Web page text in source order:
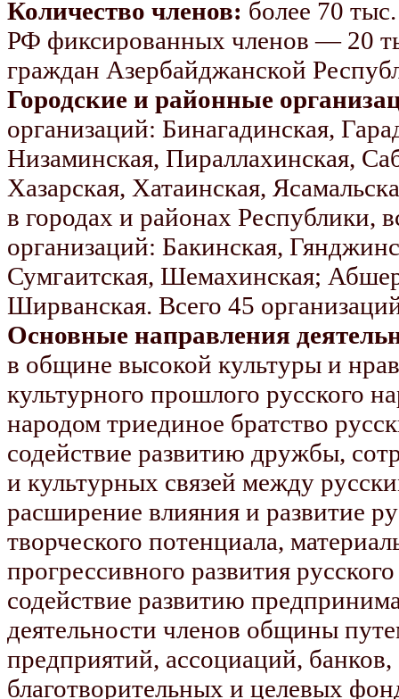
Количество членов: более 70
РФ фиксированных членов — 20
граждан Азербайджанской
Городские и районные
организаций: Бинагадинская,
Низаминская, Пираллахинская,
Хазарская, Хатаинская,
в городах и районах Республики,
организаций: Бакинская,
Сумгаитская, Шемахинская;
Ширванская. Всего 45
Основные направления
в общине высокой культуры и
культурного прошлого русского
народом триединое братство
содействие развитию дружбы,
и культурных связей между
расширение влияния и развитие
творческого потенциала,
прогрессивного развития
содействие развитию
деятельности членов общины
предприятий, ассоциаций,
благотворительных и целевых